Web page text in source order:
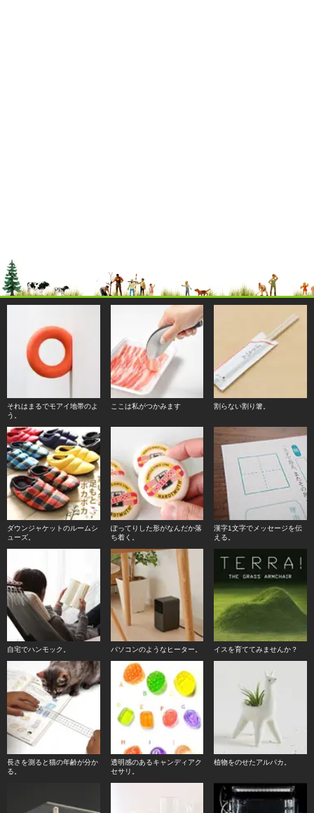
それはまるでモアイ地帯のよ
う。
ここは私がつかみます 割らない割り箸。
ダウンジャケットのルームシ
ューズ。
ぽってりした形がなんだか落
ち着く。
漢字1文字でメッセージを伝
える。
自宅でハンモック。 パソコンのようなヒーター。 イスを育ててみませんか？
長さを測ると猫の年齢が分か
る。
透明感のあるキャンディアク
セサリ。
植物をのせたアルパカ。